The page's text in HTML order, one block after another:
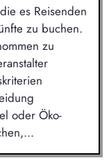
es Reisenden
zu buchen.
zu
oder Öko-